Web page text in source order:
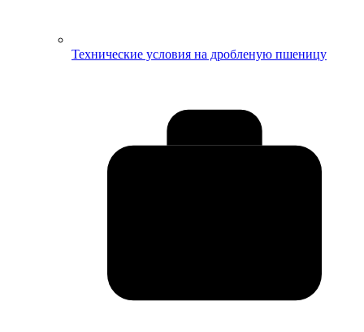
Технические условия на дробленую пшеницу